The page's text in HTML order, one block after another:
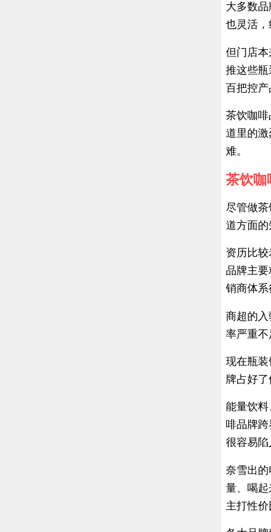
大多数
也灵活，
但门店
推这些
百把控产
茶饮咖
道里的
难。
茶饮咖
尽管做
道方面的
资历比
品牌主
销商体系
商超的
率严重不
现在瓶
牌占好
能量饮
啡品牌
很容易陷
奈雪出
量、喝
主打性